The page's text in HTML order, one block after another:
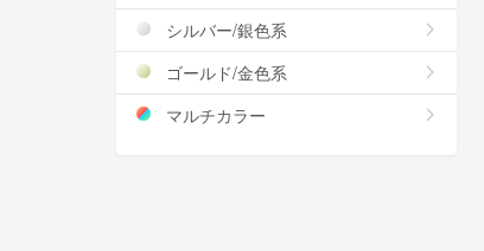
シルバー/銀色系
ゴールド/金色系
マルチカラー